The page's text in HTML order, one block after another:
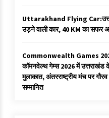
Uttarakhand Flying
उड़ने वाली कार, 40 KM का सफर
Commonwealth Games
कॉमनवेल्थ गेम्स 2026 में
मुलाकात, अंतरराष्ट्रीय मंच पर
सम्मानित